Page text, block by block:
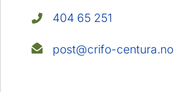
404 65 251
post@crifo-centura.no